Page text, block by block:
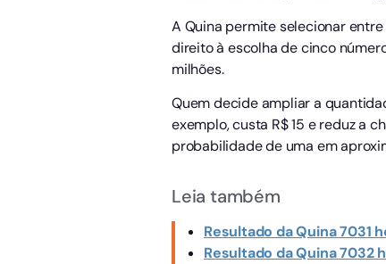
A Quina permite selecionar
direito à escolha de cinco
milhões.
Quem decide ampliar a
exemplo, custa R$ 15 e reduz a
probabilidade de uma em
Leia também
Resultado da Quina 7031
Resultado da Quina 7032